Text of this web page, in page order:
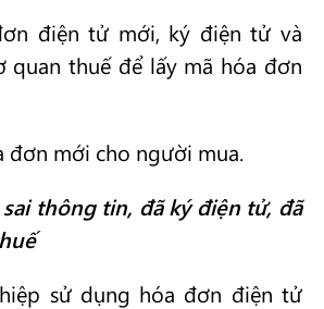
điện tử mới, ký điện tử và
quan thuế để lấy mã hóa đơn
đơn mới cho người mua.
thông tin, đã ký điện tử, đã
sử dụng hóa đơn điện tử